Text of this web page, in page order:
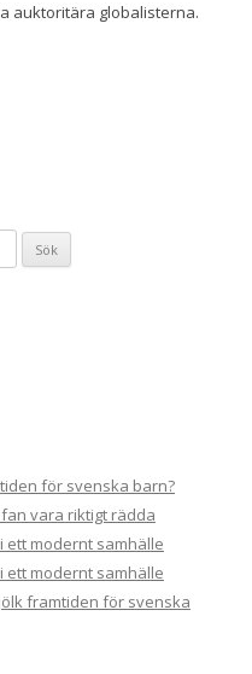
auktoritära globalisterna.
för svenska barn?
vara riktigt rädda
ett modernt samhälle
ett modernt samhälle
framtiden för svenska